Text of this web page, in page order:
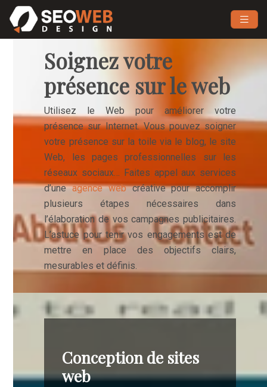
Soignez votre
présence sur le web
Utilisez le Web pour améliorer votre
présence sur Internet. Vous pouvez soigner
votre présence sur la toile via le blog, le site
Web, les pages professionnelles sur les
réseaux sociaux… Faites appel aux services
d’uneagence webcréative pour accomplir
plusieurs étapes nécessaires dans
l’élaboration de vos campagnes publicitaires.
L’astuce pour tenir vos engagements est de
mettre en place des objectifs clairs,
mesurables et définis.
Conception de sites
web